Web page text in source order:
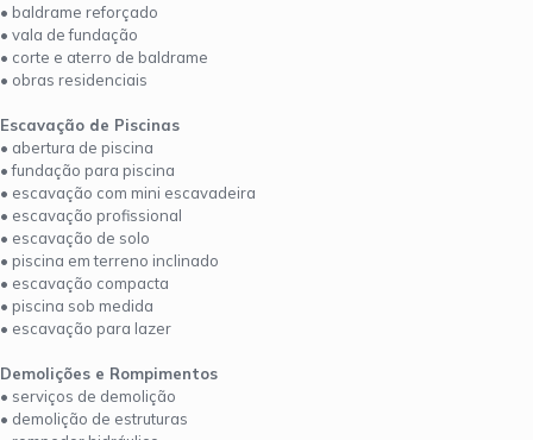
• baldrame reforçado
• vala de fundação
• corte e aterro de baldrame
• obras residenciais
Escavação de Piscinas
• abertura de piscina
• fundação para piscina
• escavação com mini escavadeira
• escavação profissional
• escavação de solo
• piscina em terreno inclinado
• escavação compacta
• piscina sob medida
• escavação para lazer
Demolições e Rompimentos
• serviços de demolição
• demolição de estruturas